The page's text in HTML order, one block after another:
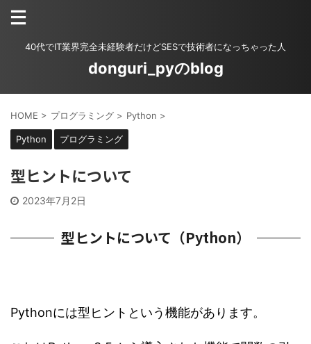
40代でIT業界完全未経験者だけどSESで技術者になっちゃった人
donguri_pyのblog
HOME > プログラミング > Python >
Python プログラミング
型ヒントについて
2023年7月2日
型ヒントについて（Python）
Pythonには型ヒントという機能があります。